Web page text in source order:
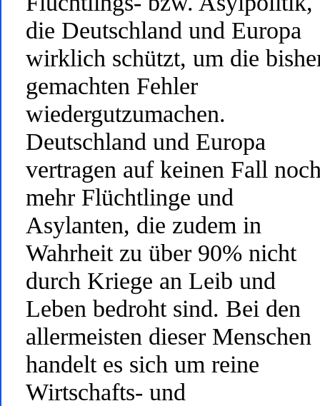
die Deutschland und Europa
wirklich schützt, um die
gemachten Fehler
wiedergutzumachen.
Deutschland und Europa
vertragen auf keinen Fall
mehr Flüchtlinge und
Asylanten, die zudem in
Wahrheit zu über 90% nicht
durch Kriege an Leib und
Leben bedroht sind. Bei den
allermeisten dieser Menschen
handelt es sich um reine
Wirtschafts- und